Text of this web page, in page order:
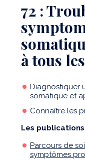
72 :
à tous
Diagnostiquer
somatique et
Connaître les
Les publications
Parcours de
symptômes